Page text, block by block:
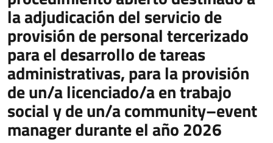
la adjudicación del servicio de
provisión de personal tercerizado
para el desarrollo de tareas
administrativas, para la provisión
de un/a licenciado/a en trabajo
social y de un/a community–event
manager durante el año 2026